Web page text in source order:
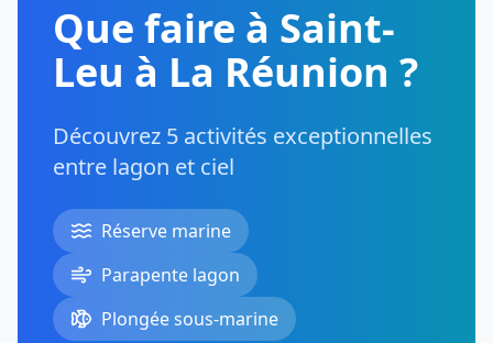
Que faire à Saint-
Leu à La Réunion ?
Découvrez 5 activités exceptionnelles
entre lagon et ciel
Réserve marine
Parapente lagon
Plongée sous-marine